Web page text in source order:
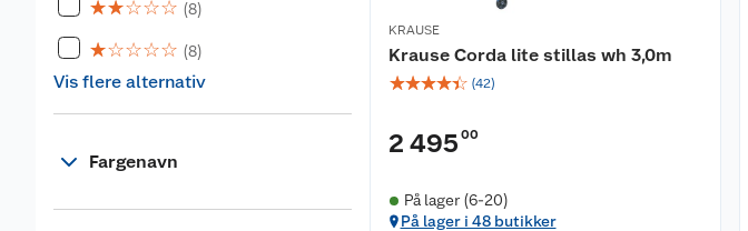
☆☆☆☆☆ (8)
☆☆☆☆☆ (8)
Vis flere alternativ
Fargenavn
KRAUSE
Krause Corda lite stillas wh 3,0m
☆☆☆☆☆ (42)
2 495 00
På lager (6-20)
På lager i 48 butikker